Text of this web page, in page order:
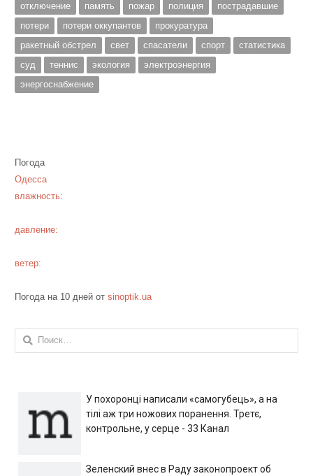
отключение память пожар полиция
пострадавшие
потери
потери оккупантов
прокуратура
ракетный обстрел
свет спасатели спорт
статистика
суд
теннис экология
электроэнергия
энергоснабжение
Погода
Одесса
влажность:
давление:
ветер:
Погода на 10 дней от sinoptik.ua
Найти:
У похоронці написали «самогубець», а на
тілі аж три ножових поранення. Третє,
контрольне, у серце - 33 Канал
Зеленский внес в Раду законопроект об